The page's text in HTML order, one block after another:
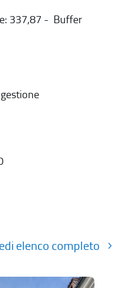
337,87 - Buffer
elenco completo